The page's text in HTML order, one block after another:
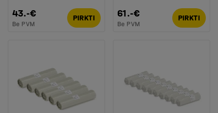
43.-€
Be PVM
PIRKTI 61.-€
Be PVM
PIRKTI